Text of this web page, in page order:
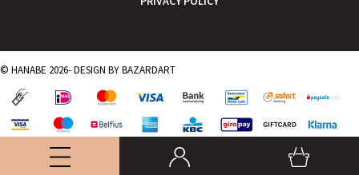
© HANABE 2026- DESIGN BYBAZARDART